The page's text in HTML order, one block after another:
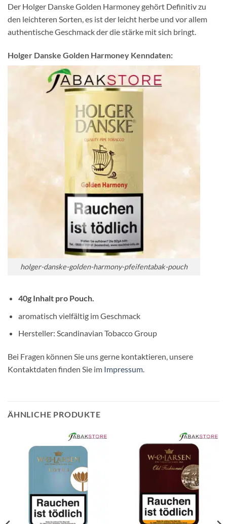
Der Holger Danske Golden Harmoney gehört Definitiv zu
den leichteren Sorten, es ist der leicht herbe und vor allem
authentische Geschmack der die stärke mit sich bringt.
Holger Danske Golden Harmoney Kenndaten:
holger-danske-golden-harmony-pfeifentabak-pouch
40g Inhalt pro Pouch.
aromatisch vielfältig im Geschmack
Hersteller: Scandinavian Tobacco Group
Bei Fragen können Sie uns gerne kontaktieren, unsere
Kontaktdaten finden Sie im Impressum.
ÄHNLICHE PRODUKTE